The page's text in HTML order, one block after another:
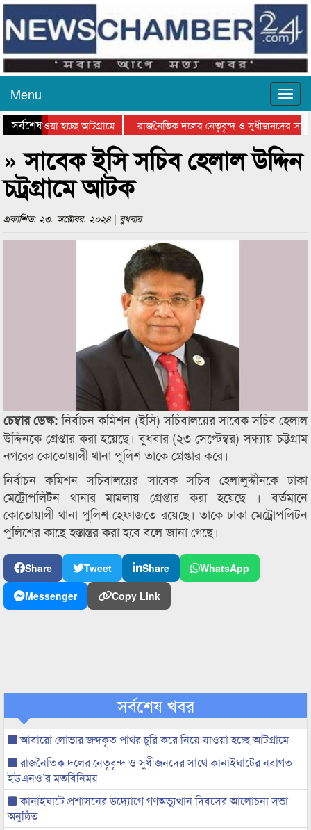
Menu
সর্বশেষ
যাওয়া হচ্ছে আটগ্রামে
রাজনৈতিক দলের নেতৃবৃন্দ ও সুধীজনদের সাথে
পুরস্কার বিতরণ সম্পন্ন
সিলেটে বাংলাদেশ গ্রুপ থিয়েটার
» সাবেক ইসি সচিব হেলাল উদ্দিন
চট্রগ্রামে আটক
প্রকাশিত: ২৩. অক্টোবর. ২০২৪ | বুধবার
চেম্বার ডেস্ক:নির্বাচন কমিশন (ইসি) সচিবালয়ের সাবেক সচিব হেলাল
উদ্দিনকে গ্রেপ্তার করা হয়েছে। বুধবার (২৩ সেপ্টেম্বর) সন্ধ্যায় চট্টগ্রাম
নগরের কোতোয়ালী থানা পুলিশ তাকে গ্রেপ্তার করে।
নির্বাচন কমিশন সচিবালয়ের সাবেক সচিব হেলালুদ্দীনকে ঢাকা
মেট্রোপলিটন থানার মামলায় গ্রেপ্তার করা হয়েছে । বর্তমানে
কোতোয়ালী থানা পুলিশ হেফাজতে রয়েছে। তাকে ঢাকা মেট্রোপলিটন
পুলিশের কাছে হস্তান্তর করা হবে বলে জানা গেছে।
Share Tweet Share
WhatsApp
Messenger
Copy Link
সর্বশেষ খবর
আবারো লোভার জব্দকৃত পাথর চুরি করে নিয়ে যাওয়া হচ্ছে আটগ্রামে
রাজনৈতিক দলের নেতৃবৃন্দ ও সুধীজনদের সাথে কানাইঘাটের নবাগত
ইউএনও’র মতবিনিময়
কানাইঘাটে প্রশাসনের উদ্যোগে গণঅভ্যুত্থান দিবসের আলোচনা সভা
অনুষ্ঠিত